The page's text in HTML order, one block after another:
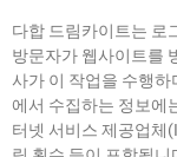
다합 드림카이트는 로
방문자가 웹사이트를
사가 이 작업을 수행
에서 수집하는 정보에
터넷 서비스 제공업체